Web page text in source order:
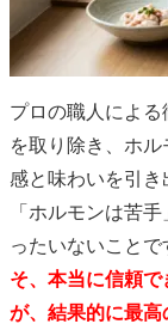
プロの職人によ
を取り除き、ホ
感と味わいを引き
「ホルモンは苦
ったいないことで
そ、本当に信頼
が、結果的に最高